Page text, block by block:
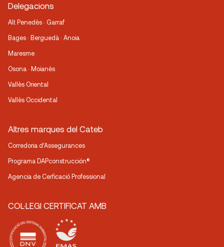
Delegacions
Alt Penedès · Garraf
Bages · Berguedà · Anoia
Maresme
Osona · Moianès
Vallès Oriental
Vallès Occidental
Altres marques del Cateb
Corredoria d’Assegurances
Programa DAPconstrucción®
Agencia de Cerficació Professional
COL·LEGI CERTIFICAT AMB